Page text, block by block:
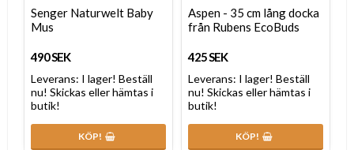
Senger Naturwelt Baby
Mus
490 SEK
Leverans: I lager! Beställ
nu! Skickas eller hämtas i
butik!
KÖP!
Aspen - 35 cm lång docka
från Rubens EcoBuds
425 SEK
Leverans: I lager! Beställ
nu! Skickas eller hämtas i
butik!
KÖP!